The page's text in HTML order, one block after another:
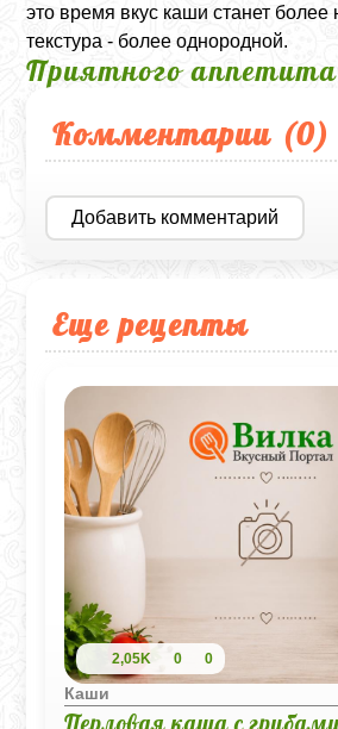
это время вкус каши станет
текстура - более однородной.
Приятного
Комментарии (0)
Добавить комментарий
Еще рецепты
2,05K 0 0
Каши
Перловая каша с